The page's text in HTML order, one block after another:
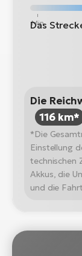
Min
Das
Die
116 km*
*Die
Einstellung
technischen
Akkus, die
und die